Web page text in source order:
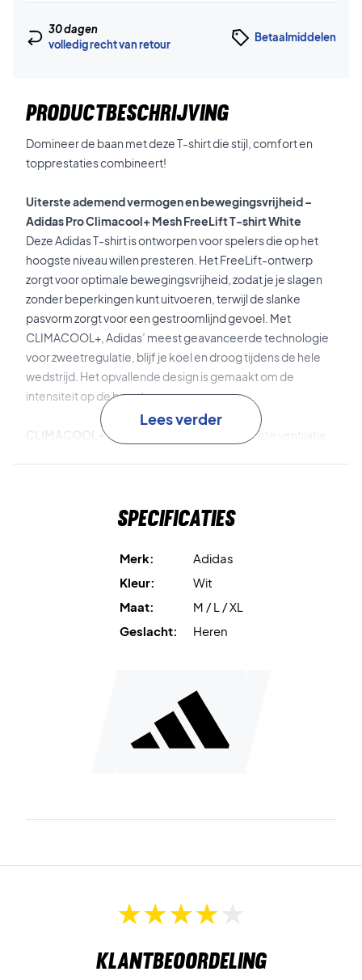
30 dagen
volledig recht van retour
Betaalmiddelen
PRODUCTBESCHRIJVING
Domineer de baan met deze T-shirt die stijl, comfort en
topprestaties combineert!
Uiterste ademend vermogen en bewegingsvrijheid –
Adidas Pro Climacool+ Mesh FreeLift T-shirt White
Deze Adidas T-shirt is ontworpen voor spelers die op het
hoogste niveau willen presteren. Het FreeLift-ontwerp
zorgt voor optimale bewegingsvrijheid, zodat je je slagen
zonder beperkingen kunt uitvoeren, terwijl de slanke
pasvorm zorgt voor een gestroomlijnd gevoel. Met
CLIMACOOL+, Adidas’ meest geavanceerde technologie
voor zweetregulatie, blijf je koel en droog tijdens de hele
wedstrijd. Het opvallende design is gemaakt om de
intensiteit op de baan te evenaren.
CLIMACOOL+ technologie
zorgt voor gerichte ventilatie
FreeLift-ontwerpbiedt volledige bewegingsvrijheid bij
verminderen afval en ondersteunen een
milieuvriendelijkere productie.
Materiaal: 100% gerecycled polyester.
Lees verder
Specificaties
Merk:
Adidas
Kleur:
Wit
Maat:
M / L / XL
Geslacht:
Heren
Klantbeoordeling